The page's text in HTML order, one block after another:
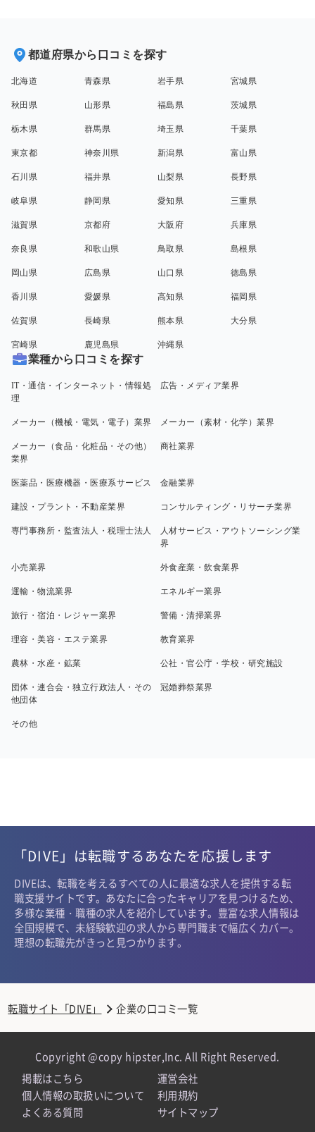
都道府県から口コミを探す
北海道 青森県 岩手県 宮城県
秋田県 山形県 福島県 茨城県
栃木県 群馬県 埼玉県 千葉県
東京都 神奈川県 新潟県 富山県
石川県 福井県 山梨県 長野県
岐阜県 静岡県 愛知県 三重県
滋賀県 京都府 大阪府 兵庫県
奈良県 和歌山県 鳥取県 島根県
岡山県 広島県 山口県 徳島県
香川県 愛媛県 高知県 福岡県
佐賀県 長崎県 熊本県 大分県
宮崎県 鹿児島県 沖縄県
業種から口コミを探す
IT・通信・インターネット・情報処
理
広告・メディア業界
メーカー（機械・電気・電子）業界 メーカー（素材・化学）業界
メーカー（食品・化粧品・その他）
業界
商社業界
医薬品・医療機器・医療系サービス 金融業界
建設・プラント・不動産業界 コンサルティング・リサーチ業界
専門事務所・監査法人・税理士法人
人材サービス・アウトソーシング業
界
小売業界 外食産業・飲食業界
運輸・物流業界 エネルギー業界
旅行・宿泊・レジャー業界 警備・清掃業界
理容・美容・エステ業界 教育業界
農林・水産・鉱業 公社・官公庁・学校・研究施設
団体・連合会・独立行政法人・その
他団体
冠婚葬祭業界
その他
「DIVE」は転職するあなたを応援します
DIVEは、転職を考えるすべての人に最適な求人を提供する転
職支援サイトです。あなたに合ったキャリアを見つけるため、
多様な業種・職種の求人を紹介しています。豊富な求人情報は
全国規模で、未経験歓迎の求人から専門職まで幅広くカバー。
理想の転職先がきっと見つかります。
転職サイト「DIVE」 企業の口コミ一覧
Copyright @copy hipster,Inc. All Right Reserved.
掲載はこちら
運営会社
個人情報の取扱いについて
利用規約
よくある質問
サイトマップ